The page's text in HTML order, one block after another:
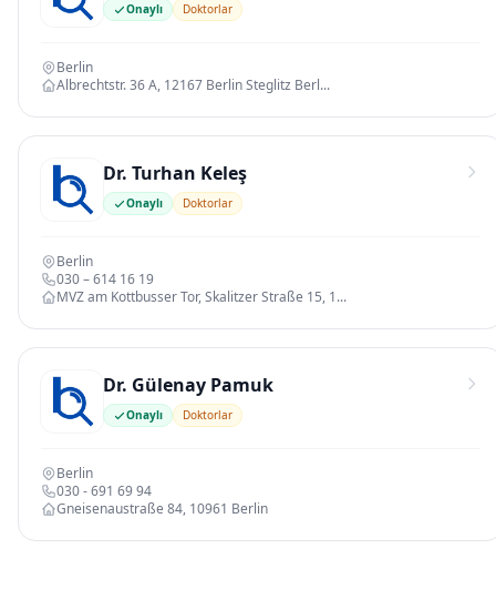
Onaylı Doktorlar
Berlin
Albrechtstr. 36 A, 12167 Berlin Steglitz Berl...
Dr. Turhan Keleş
Onaylı Doktorlar
Berlin
030 – 614 16 19
MVZ am Kottbusser Tor, Skalitzer Straße 15, 1...
Dr. Gülenay Pamuk
Onaylı Doktorlar
Berlin
030 - 691 69 94
Gneisenaustraße 84, 10961 Berlin